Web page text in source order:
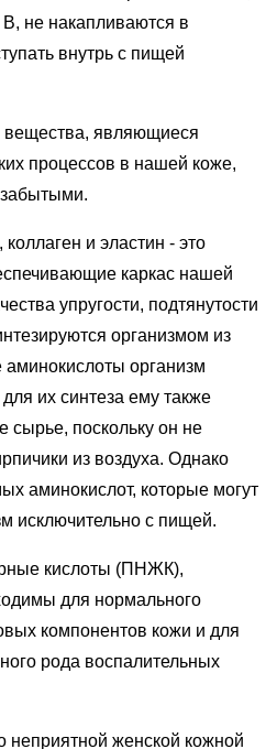
не накапливаются в
внутрь с пищей
вещества, являющиеся
процессов в нашей коже,
и эластин - это
каркас нашей
упругости, подтянутости
организмом из
организм
их синтеза ему также
сырье, поскольку он не
из воздуха. Однако
аминокислот, которые могут
исключительно с пищей.
кислоты (ПНЖК),
для нормального
компонентов кожи и для
рода воспалительных
неприятной женской кожной